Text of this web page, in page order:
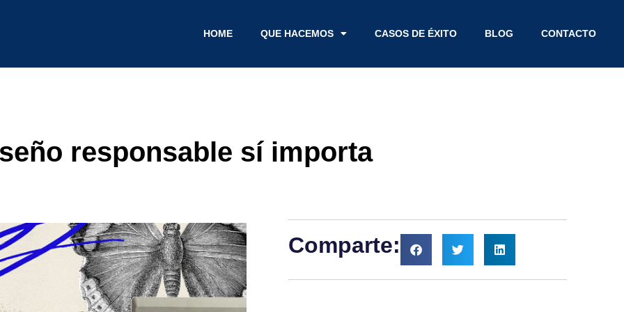
HOME QUE HACEMOS CASOS DE ÉXITO BLOG CONTACTO
responsable sí importa
Comparte: